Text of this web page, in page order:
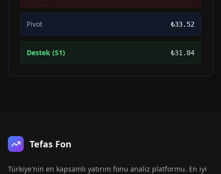
Pivot ₺33.52
Destek (S1) ₺31.84
Tefas Fon
Türkiye'nin en kapsamlı yatırım fonu analiz platformu. En iyi